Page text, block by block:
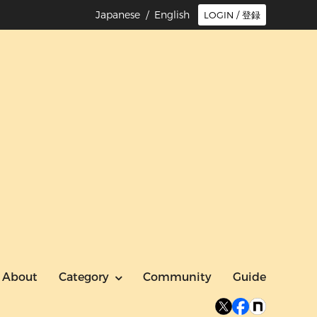
LOGIN / 登録
Japanese / English
About Category Community Guide